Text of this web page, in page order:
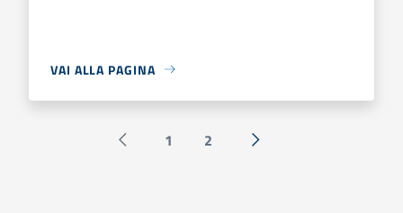
VAI ALLA PAGINA
Pagina precedente
1 2 Successiva »